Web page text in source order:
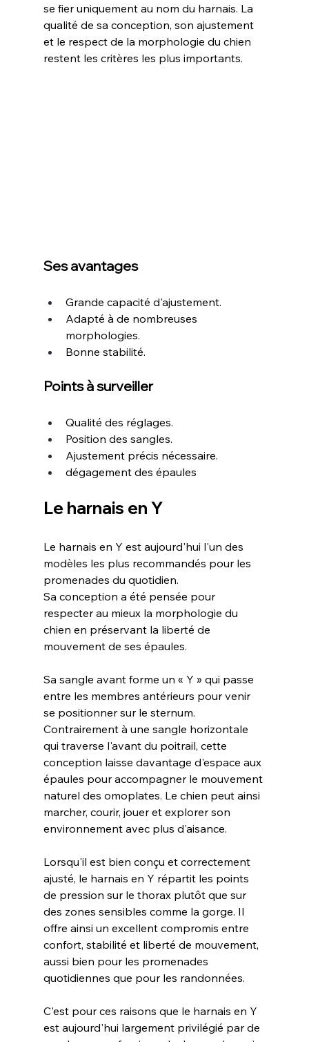
se fier uniquement au nom du harnais. La
qualité de sa conception, son ajustement
et le respect de la morphologie du chien
restent les critères les plus importants.
Ses avantages
Grande capacité d'ajustement.
Adapté à de nombreuses
morphologies.
Bonne stabilité.
Points à surveiller
Qualité des réglages.
Position des sangles.
Ajustement précis nécessaire.
dégagement des épaules
Le harnais en Y
Le harnais en Y est aujourd'hui l'un des
modèles les plus recommandés pour les
promenades du quotidien.
Sa conception a été pensée pour
respecter au mieux la morphologie du
chien en préservant la liberté de
mouvement de ses épaules.
Sa sangle avant forme un « Y » qui passe
entre les membres antérieurs pour venir
se positionner sur le sternum.
Contrairement à une sangle horizontale
qui traverse l'avant du poitrail, cette
conception laisse davantage d'espace aux
épaules pour accompagner le mouvement
naturel des omoplates. Le chien peut ainsi
marcher, courir, jouer et explorer son
environnement avec plus d'aisance.
Lorsqu'il est bien conçu et correctement
ajusté, le harnais en Y répartit les points
de pression sur le thorax plutôt que sur
des zones sensibles comme la gorge. Il
offre ainsi un excellent compromis entre
confort, stabilité et liberté de mouvement,
aussi bien pour les promenades
quotidiennes que pour les randonnées.
C'est pour ces raisons que le harnais en Y
est aujourd'hui largement privilégié par de